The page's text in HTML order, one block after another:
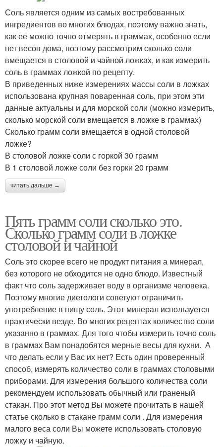
Соль является одним из самых востребованных
ингредиентов во многих блюдах, поэтому важно знать,
как ее можно точно отмерять в граммах, особенно если
нет весов дома, поэтому рассмотрим сколько соли
вмещается в столовой и чайной ложках, и как измерить
соль в граммах ложкой по рецепту.
В приведенных ниже измерениях массы соли в ложках
использована крупная поваренная соль, при этом эти
данные актуальны и для морской соли (можно измерить,
сколько морской соли вмещается в ложке в граммах)
Сколько грамм соли вмещается в одной столовой
ложке?
В столовой ложке соли с горкой 30 грамм
В 1 столовой ложке соли без горки 20 грамм
читать дальше →
Пять грамм соли сколько это.
Сколько грамм соли в ложке
столовой и чайной
Соль это скорее всего не продукт питания а минерал,
без которого не обходится не одно блюдо. Известный
факт что соль задерживает воду в организме человека.
Поэтому многие диетологи советуют ограничить
употребление в пищу соль. Этот минерал используется
практически везде. Во многих рецептах количество соли
указанно в граммах. Для того чтобы измерить точно соль
в граммах Вам понадобятся мерные весы для кухни. А
что делать если у Вас их нет? Есть один проверенный
способ, измерять количество соли в граммах столовыми
приборами. Для измерения большого количества соли
рекомендуем использовать обычный или граненый
стакан. Про этот метод Вы можете прочитать в нашей
статье сколько в стакане грамм соли . Для измерения
малого веса соли Вы можете использовать столовую
ложку и чайную.